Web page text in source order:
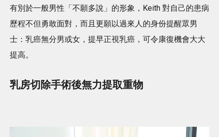
有別於一般男性「不願多說」的形象，Keith 對自己的患病
歷程不但勇敢面對，而且更願以過來人的身份提醒眾男
士：乳癌無分男或女，提早正視乳癌，可令康復機會大大
提高。
乳房切除手術後無力提取重物